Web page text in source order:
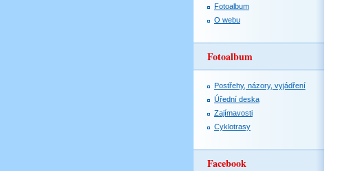
Fotoalbum
O webu
Fotoalbum
Postřehy, názory, vyjádření
Úřední deska
Zajímavosti
Cyklotrasy
Facebook